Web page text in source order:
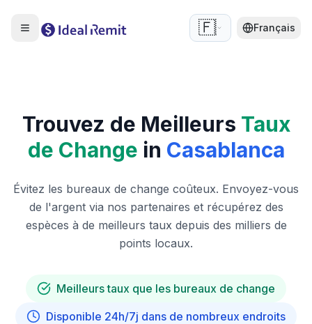
🇫🇷 Français
Trouvez de Meilleurs Taux
de Change in Casablanca
Évitez les bureaux de change coûteux. Envoyez-vous
de l'argent via nos partenaires et récupérez des
espèces à de meilleurs taux depuis des milliers de
points locaux.
Meilleurs taux que les bureaux de change
Disponible 24h/7j dans de nombreux endroits